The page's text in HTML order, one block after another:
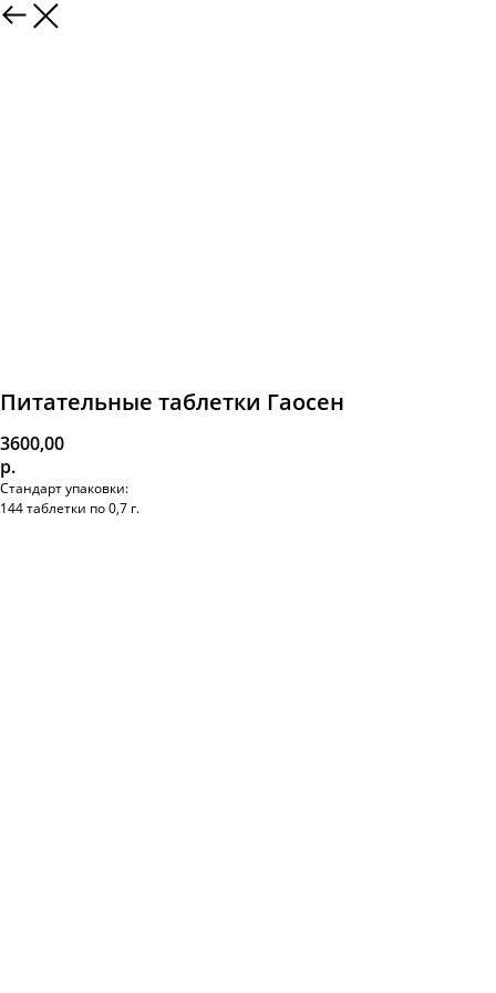
Питательные таблетки Гаосен
3600,00
р.
Стандарт упаковки:
144 таблетки по 0,7 г.